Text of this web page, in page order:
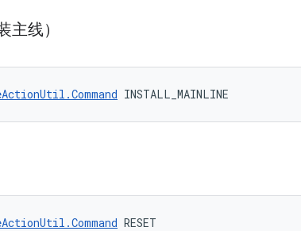
主线）
INSTALL_MAINLINE
RESET